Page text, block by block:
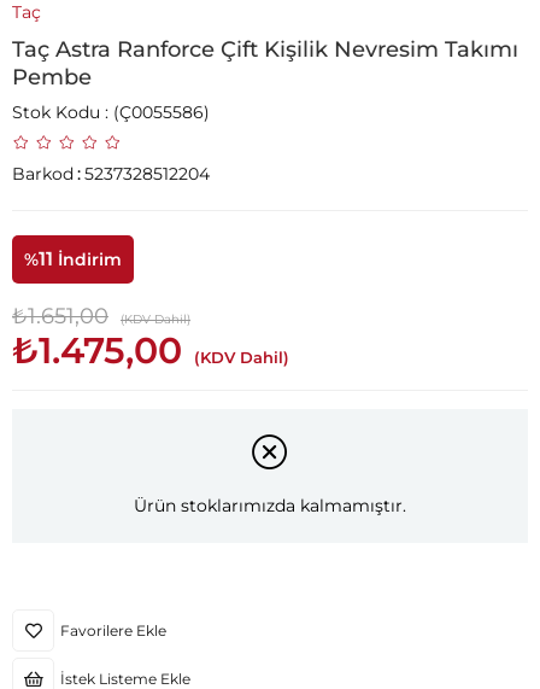
Taç
Taç Astra Ranforce Çift Kişilik Nevresim Takımı
Pembe
Stok Kodu (Ç0055586)
Barkod:5237328512204
%11 İndirim
₺1.651,00 (KDV Dahil)
₺1.475,00 (KDV Dahil)
Ürün stoklarımızda kalmamıştır.
Favorilere Ekle
İstek Listeme Ekle